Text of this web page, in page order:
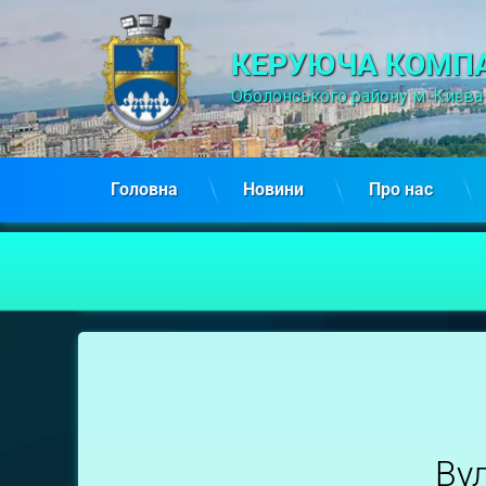
КЕРУЮЧА
Оболонського району м. Києва
Головна Новини Про нас